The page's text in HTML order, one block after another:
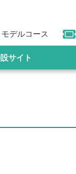
モデルコース
サイト